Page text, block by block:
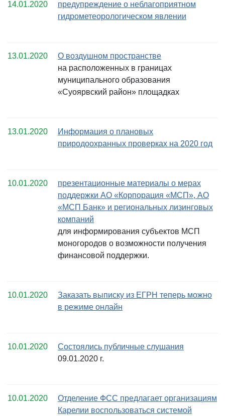
14.01.2020
предупреждение о неблагоприятном
гидрометеорологическом явлении
13.01.2020
О воздушном пространстве
на расположенных в границах
муниципального образования
«Суоярвский район» площадках
13.01.2020
Информация о плановых
природоохранных проверках на 2020 год
10.01.2020
презентационные материалы о мерах
поддержки АО «Корпорация «МСП», АО
«МСП Банк» и региональных лизинговых
компаний
для информирования субъектов МСП
моногородов о возможности получения
финансовой поддержки.
10.01.2020
Заказать выписку из ЕГРН теперь можно
в режиме онлайн
10.01.2020
Состоялись публичные слушания
09.01.2020 г.
10.01.2020
Отделение ФСС предлагает организациям
Карелии воспользоваться системой